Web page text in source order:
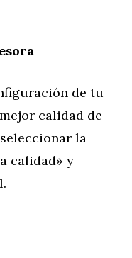
de tu
calidad de
la
calidad» y